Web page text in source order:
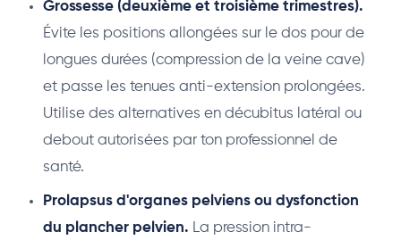
Grossesse (deuxième et troisième trimestres).
Évite les positions allongées sur le dos pour de
longues durées (compression de la veine cave)
et passe les tenues anti-extension prolongées.
Utilise des alternatives en décubitus latéral ou
debout autorisées par ton professionnel de
santé.
Prolapsus d'organes pelviens ou dysfonction
du plancher pelvien. La pression intra-